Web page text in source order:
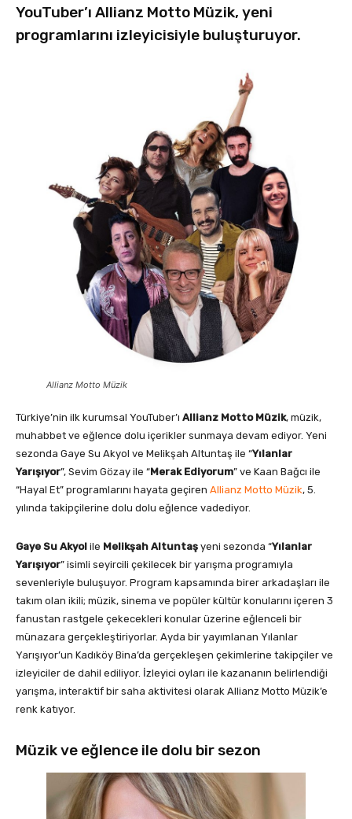
YouTuber’ı Allianz Motto Müzik, yeni
programlarını izleyicisiyle buluşturuyor.
Allianz Motto Müzik
Türkiye’nin ilk kurumsal YouTuber’ı Allianz Motto Müzik, müzik,
muhabbet ve eğlence dolu içerikler sunmaya devam ediyor. Yeni
sezonda Gaye Su Akyol ve Melikşah Altuntaş ile “Yılanlar
Yarışıyor”, Sevim Gözay ile “Merak Ediyorum” ve Kaan Bağcı ile
“Hayal Et” programlarını hayata geçiren Allianz Motto Müzik, 5.
yılında takipçilerine dolu dolu eğlence vadediyor.
Gaye Su Akyol ile Melikşah Altuntaş yeni sezonda “Yılanlar
Yarışıyor” isimli seyircili çekilecek bir yarışma programıyla
sevenleriyle buluşuyor. Program kapsamında birer arkadaşları ile
takım olan ikili; müzik, sinema ve popüler kültür konularını içeren 3
fanustan rastgele çekecekleri konular üzerine eğlenceli bir
münazara gerçekleştiriyorlar. Ayda bir yayımlanan Yılanlar
Yarışıyor’un Kadıköy Bina’da gerçekleşen çekimlerine takipçiler ve
izleyiciler de dahil ediliyor. İzleyici oyları ile kazananın belirlendiği
yarışma, interaktif bir saha aktivitesi olarak Allianz Motto Müzik’e
renk katıyor.
Müzik ve eğlence ile dolu bir sezon